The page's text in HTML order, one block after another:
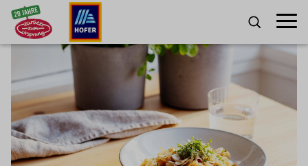
Zum Inhalt
SUCHE